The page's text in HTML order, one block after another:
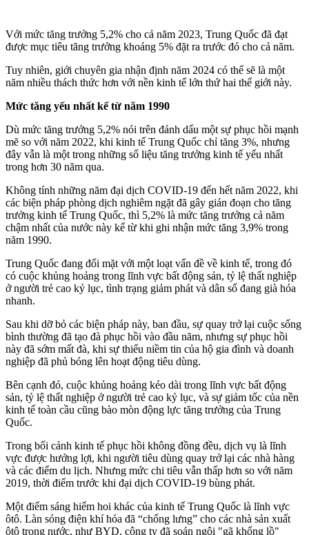
Với mức tăng trưởng 5,2% cho cả năm 2023, Trung Quốc đã đạt
được mục tiêu tăng trưởng khoảng 5% đặt ra trước đó cho cả năm.
Tuy nhiên, giới chuyên gia nhận định năm 2024 có thể sẽ là một
năm nhiều thách thức hơn với nền kinh tế lớn thứ hai thế giới này.
Mức tăng yếu nhất kể từ năm 1990
Dù mức tăng trưởng 5,2% nói trên đánh dấu một sự phục hồi mạnh
mẽ so với năm 2022, khi kinh tế Trung Quốc chỉ tăng 3%, nhưng
đây vẫn là một trong những số liệu tăng trưởng kinh tế yếu nhất
trong hơn 30 năm qua.
Không tính những năm đại dịch COVID-19 đến hết năm 2022, khi
các biện pháp phòng dịch nghiêm ngặt đã gây gián đoạn cho tăng
trưởng kinh tế Trung Quốc, thì 5,2% là mức tăng trưởng cả năm
chậm nhất của nước này kể từ khi ghi nhận mức tăng 3,9% trong
năm 1990.
Trung Quốc đang đối mặt với một loạt vấn đề về kinh tế, trong đó
có cuộc khủng hoảng trong lĩnh vực bất động sản, tỷ lệ thất nghiệp
ở người trẻ cao kỷ lục, tình trạng giảm phát và dân số đang già hóa
nhanh.
Sau khi dỡ bỏ các biện pháp này, ban đầu, sự quay trở lại cuộc sống
bình thường đã tạo đà phục hồi vào đầu năm, nhưng sự phục hồi
này đã sớm mất đà, khi sự thiếu niềm tin của hộ gia đình và doanh
nghiệp đã phủ bóng lên hoạt động tiêu dùng.
Bên cạnh đó, cuộc khủng hoảng kéo dài trong lĩnh vực bất động
sản, tỷ lệ thất nghiệp ở người trẻ cao kỷ lục, và sự giảm tốc của nền
kinh tế toàn cầu cũng bào mòn động lực tăng trưởng của Trung
Quốc.
Trong bối cảnh kinh tế phục hồi không đồng đều, dịch vụ là lĩnh
vực được hưởng lợi, khi người tiêu dùng quay trở lại các nhà hàng
và các điểm du lịch. Nhưng mức chi tiêu vẫn thấp hơn so với năm
2019, thời điểm trước khi đại dịch COVID-19 bùng phát.
Một điểm sáng hiếm hoi khác của kinh tế Trung Quốc là lĩnh vực
ôtô. Làn sóng điện khí hóa đã “chống lưng” cho các nhà sản xuất
ôtô trong nước, như BYD, công ty đã soán ngôi "gã khổng lồ"